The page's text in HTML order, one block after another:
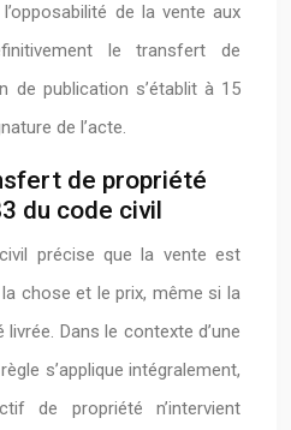
de la vente aux
le transfert de
de publication s’établit à 15
de l’acte.
de propriété
du code civil
précise que la vente est
chose et le prix, même si la
Dans le contexte d’une
s’applique intégralement,
de propriété n’intervient